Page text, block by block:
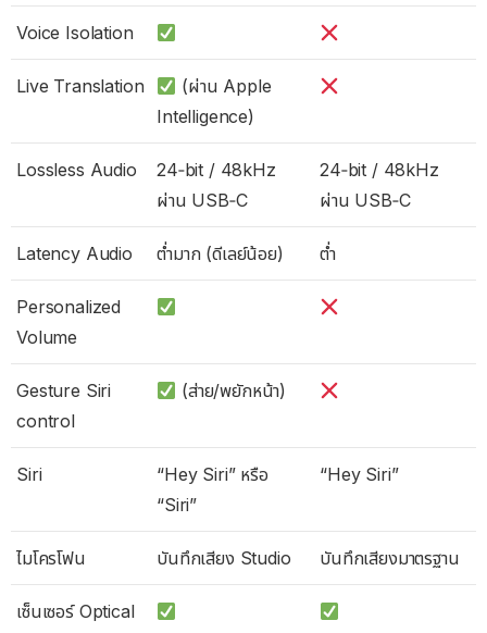
Voice Isolation
Live Translation
(ผ่าน Apple
Intelligence)
Lossless Audio
24‑bit / 48kHz
ผ่าน USB‑C
24‑bit / 48kHz
ผ่าน USB‑C
Latency Audio ต่ำมาก (ดีเลย์น้อย) ต่ำ
Personalized
Volume
Gesture Siri
control
(ส่าย/พยักหน้า)
Siri
“Hey Siri” หรือ
“Siri”
“Hey Siri”
ไมโครโฟน บันทึกเสียง Studio บันทึกเสียงมาตรฐาน
เซ็นเซอร์ Optical